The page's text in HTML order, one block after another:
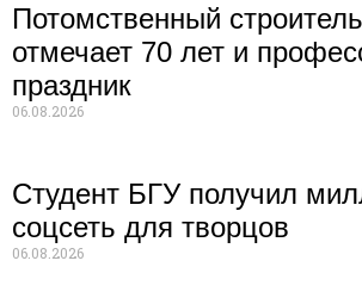
Потомственный
отмечает 70 лет и
праздник
06.08.2026
Студент БГУ получил
соцсеть для творцов
06.08.2026